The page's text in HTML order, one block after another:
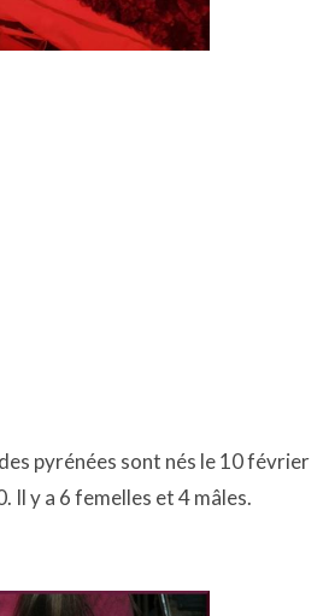
pyrénées sont nés le 10 février
Il y a 6 femelles et 4 mâles.